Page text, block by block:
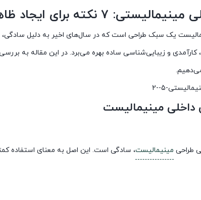
7 نکته برای ایجاد ظاهری فوق العاده
یک سبک طراحی است که در سال‌های اخیر به دلیل
کارآمدی و زیبایی‌شناسی ساده بهره می‌برد. در این مقاله به
داخلی مینیمالیست
طراحی مینیمالیست، سادگی است. این اصل به معنای استفاده